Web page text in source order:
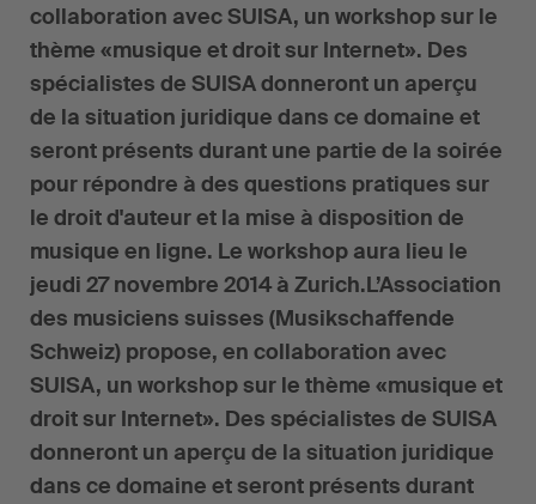
collaboration avec SUISA, un workshop sur le
thème «musique et droit sur Internet». Des
spécialistes de SUISA donneront un aperçu
de la situation juridique dans ce domaine et
seront présents durant une partie de la soirée
pour répondre à des questions pratiques sur
le droit d'auteur et la mise à disposition de
musique en ligne. Le workshop aura lieu le
jeudi 27 novembre 2014 à Zurich.L’Association
des musiciens suisses (Musikschaffende
Schweiz) propose, en collaboration avec
SUISA, un workshop sur le thème «musique et
droit sur Internet». Des spécialistes de SUISA
donneront un aperçu de la situation juridique
dans ce domaine et seront présents durant